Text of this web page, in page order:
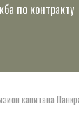
по контракту
капитана